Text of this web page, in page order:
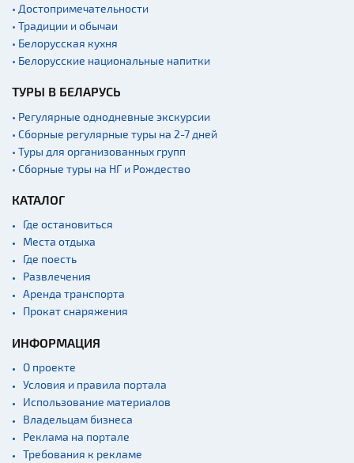
Национальные парки и
заказники
Концертные залы
вокзалы
Речной транспорт и
причалы
• Достопримечательности
• Традиции и обычаи
• Белорусская кухня
• Белорусские национальные напитки
ТУРЫ В БЕЛАРУСЬ
• Регулярные однодневные экскурсии
• Сборные регулярные туры на 2-7 дней
• Туры для организованных групп
• Сборные туры на НГ и Рождество
КАТАЛОГ
Где остановиться
Места отдыха
Где поесть
Развлечения
Аренда транспорта
Прокат снаряжения
ИНФОРМАЦИЯ
О проекте
Условия и правила портала
Использование материалов
Владельцам бизнеса
Реклама на портале
Требования к рекламе